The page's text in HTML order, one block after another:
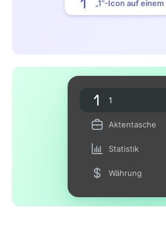
„1“-Icon auf
1
Aktentasche
Statistik
Währung